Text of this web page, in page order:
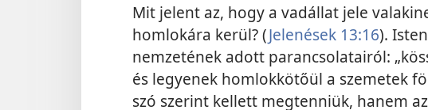
Mit jelent az, hogy a vadállat jele
homlokára kerül? (Jelenések 13:16).
nemzetének adott parancsolatairól:
és legyenek homlokkötőül a szemetek
szó szerint kellett megtenniük, hanem